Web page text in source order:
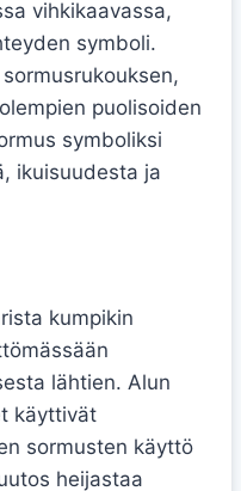
vihkikaavassa,
symboli.
puolisoiden
symboliksi
ikuisuudesta ja
kumpikin
lähtien. Alun
käyttivät
sormusten käyttö
heijastaa